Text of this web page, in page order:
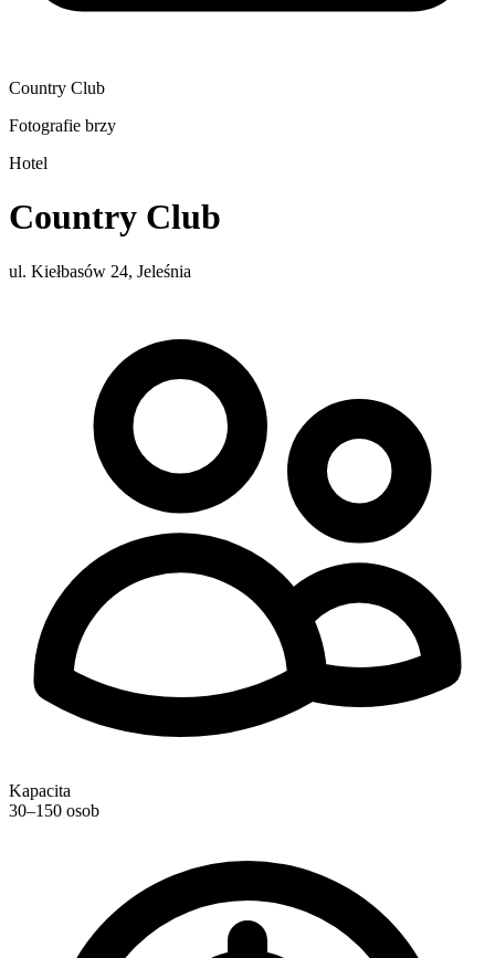
Country Club
Fotografie brzy
Hotel
Country Club
ul. Kiełbasów 24, Jeleśnia
Kapacita
30–150 osob